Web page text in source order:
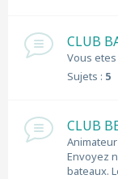
CLUB
Vous
Sujets : 5
CLUB
Envoyez
bateaux.